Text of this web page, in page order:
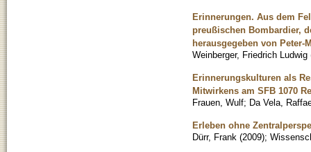
Erinnerungen. Aus dem
preußischen Bombardier,
herausgegeben von Peter-
Weinberger, Friedrich Ludwig
Erinnerungskulturen als
Mitwirkens am SFB 1070
Frauen, Wulf; Da Vela,
Erleben ohne
Dürr, Frank (2009);